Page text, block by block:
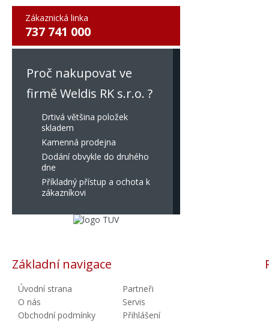
Zákaznická linka
737 741 000
Proč nakupovat ve
firmě Weldis RK s.r.o. ?
Drtivá většina položek
skladem
Kamenná prodejna
Dodání obvykle do druhého
dne
Příkladný přístup a ochota k
zákazníkovi
Základní navigace
Úvodní strana
O nás
Obchodní podmínky
Partneři
Servis
Přihlášení